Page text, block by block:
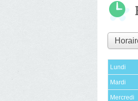
Lundi
Mardi
Mercredi